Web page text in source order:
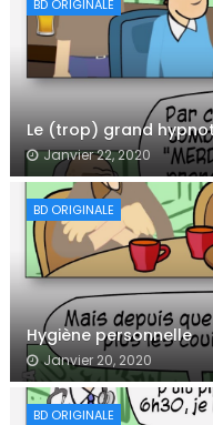
BD ORIGINALE
Le (trop) grand
Janvier 22, 2020
BD ORIGINALE
Hygiène personnelle
Janvier 20, 2020
BD ORIGINALE